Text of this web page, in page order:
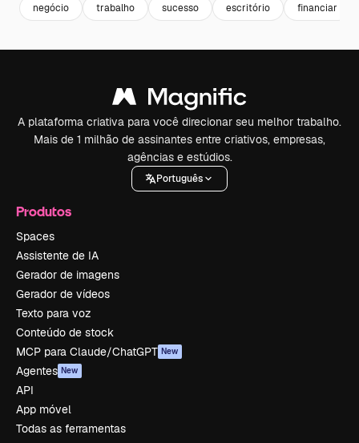
negócio trabalho sucesso escritório financiar
A plataforma criativa para você direcionar seu melhor trabalho.
Mais de 1 milhão de assinantes entre criativos, empresas,
agências e estúdios.
Português
Produtos
Spaces
Assistente de IA
Gerador de imagens
Gerador de vídeos
Texto para voz
Conteúdo de stock
MCP para Claude/ChatGPT New
Agentes New
API
App móvel
Todas as ferramentas